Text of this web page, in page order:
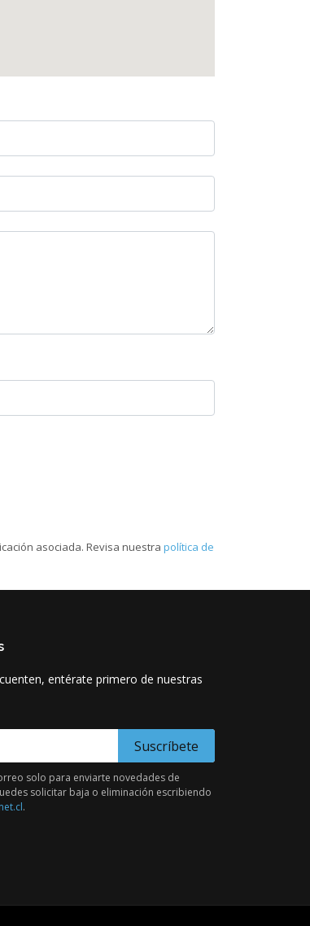
asociada. Revisa nuestra política de
entérate primero de nuestras
solo para enviarte novedades de
solicitar baja o eliminación escribiendo
.